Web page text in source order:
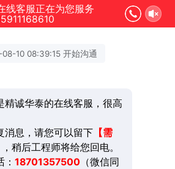
线客服正在为您服务
10 08:39:15 开始沟通
精诚华泰的在线客服，很高
消息，请您可以留下【需
，稍后工程师将给您回电。
18701357500 （微信同